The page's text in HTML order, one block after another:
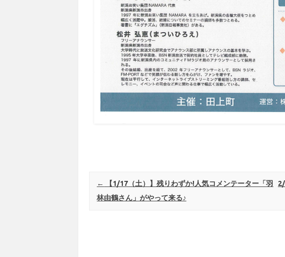
Post navigation
←
【1/17（土）】残りわずか!人気コメンテーター「羽
林由鶴さん」がやって来る♪